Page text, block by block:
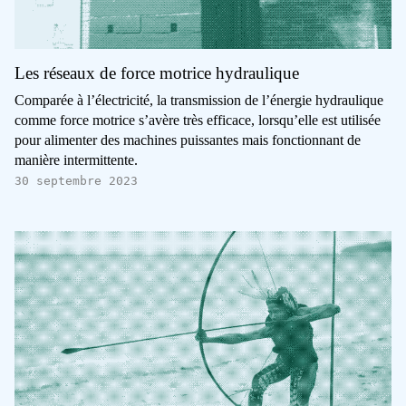
Les réseaux de force motrice hydraulique
Comparée à l’électricité, la transmission de l’énergie hydraulique
comme force motrice s’avère très efficace, lorsqu’elle est utilisée
pour alimenter des machines puissantes mais fonctionnant de
manière intermittente.
30 septembre 2023